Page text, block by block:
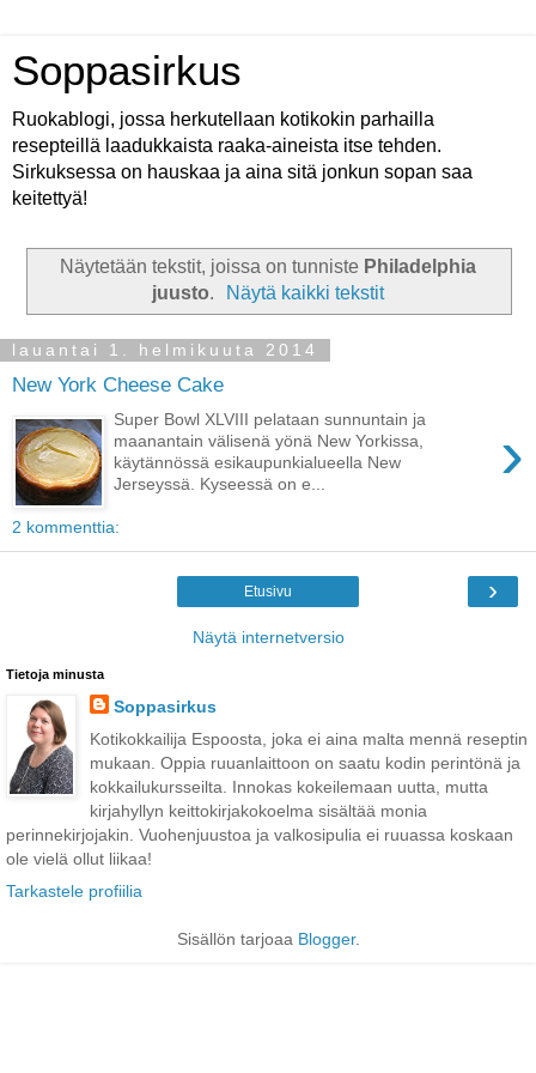
Soppasirkus
Ruokablogi, jossa herkutellaan kotikokin parhailla
resepteillä laadukkaista raaka-aineista itse tehden.
Sirkuksessa on hauskaa ja aina sitä jonkun sopan saa
keitettyä!
Näytetään tekstit, joissa on tunniste Philadelphia
juusto. Näytä kaikki tekstit
lauantai 1. helmikuuta 2014
New York Cheese Cake
›
Super Bowl XLVIII pelataan sunnuntain ja
maanantain välisenä yönä New Yorkissa,
käytännössä esikaupunkialueella New
Jerseyssä. Kyseessä on e...
2 kommenttia:
›
Etusivu
Näytä internetversio
Tietoja minusta
Soppasirkus
Kotikokkailija Espoosta, joka ei aina malta mennä reseptin
mukaan. Oppia ruuanlaittoon on saatu kodin perintönä ja
kokkailukursseilta. Innokas kokeilemaan uutta, mutta
kirjahyllyn keittokirjakokoelma sisältää monia
perinnekirjojakin. Vuohenjuustoa ja valkosipulia ei ruuassa koskaan
ole vielä ollut liikaa!
Tarkastele profiilia
Sisällön tarjoaa Blogger.